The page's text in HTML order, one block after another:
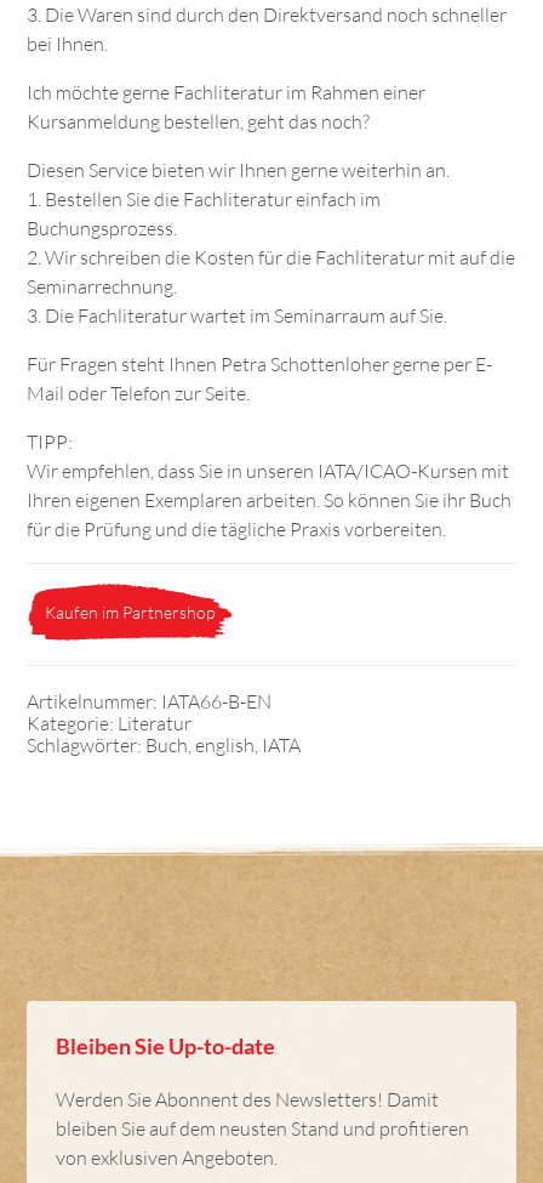
3. Die Waren sind durch den Direktversand noch schneller
bei Ihnen.
Ich möchte gerne Fachliteratur im Rahmen einer
Kursanmeldung bestellen, geht das noch?
Diesen Service bieten wir Ihnen gerne weiterhin an.
1. Bestellen Sie die Fachliteratur einfach im
Buchungsprozess.
2. Wir schreiben die Kosten für die Fachliteratur mit auf die
Seminarrechnung.
3. Die Fachliteratur wartet im Seminarraum auf Sie.
Für Fragen steht Ihnen Petra Schottenloher gerne per E-
Mail oder Telefon zur Seite.
TIPP:
Wir empfehlen, dass Sie in unseren IATA/ICAO-Kursen mit
Ihren eigenen Exemplaren arbeiten. So können Sie ihr Buch
für die Prüfung und die tägliche Praxis vorbereiten.
Kaufen im Partnershop
Artikelnummer: IATA66-B-EN
Kategorie: Literatur
Schlagwörter: Buch english IATA
Bleiben Sie Up-to-date
Werden Sie Abonnent des Newsletters! Damit
bleiben Sie auf dem neusten Stand und profitieren
von exklusiven Angeboten.